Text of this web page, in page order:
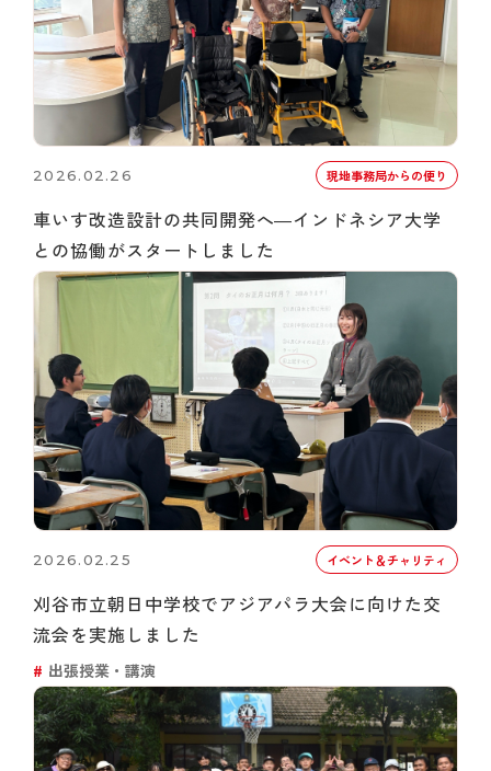
2026.02.26 現地事務局からの便り
車いす改造設計の共同開発へ―インドネシア大学
との協働がスタートしました
2026.02.25 イベント＆チャリティ
刈谷市立朝日中学校でアジアパラ大会に向けた交
流会を実施しました
出張授業・講演